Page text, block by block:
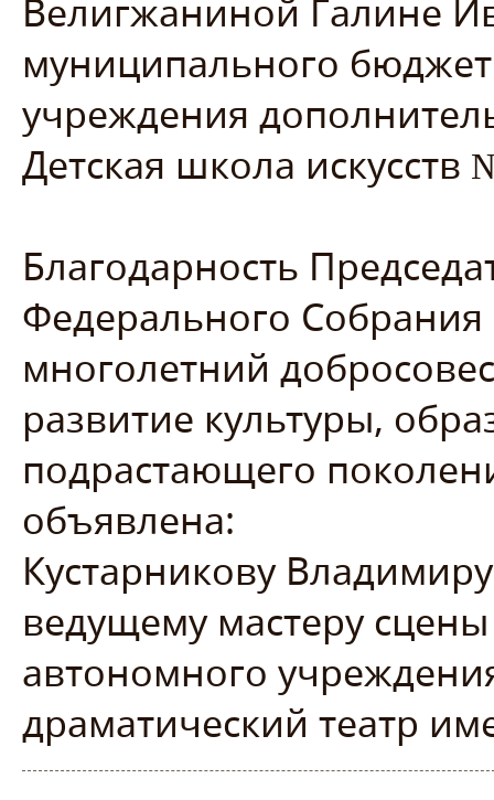
Велигжаниной Галине
муниципального
учреждения
Детская школа искусств
Благодарность
Федерального
многолетний
развитие культуры,
подрастающего
объявлена:
Кустарникову
ведущему мастеру сцены
автономного
драматический театр